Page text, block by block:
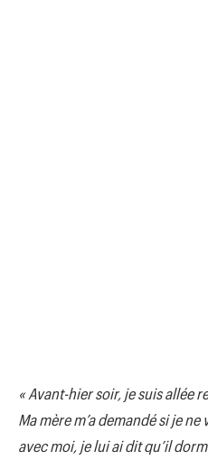
« Avant-hier soir, je suis allée
Ma mère m’a demandé si je
avec moi, je lui ai dit qu’il